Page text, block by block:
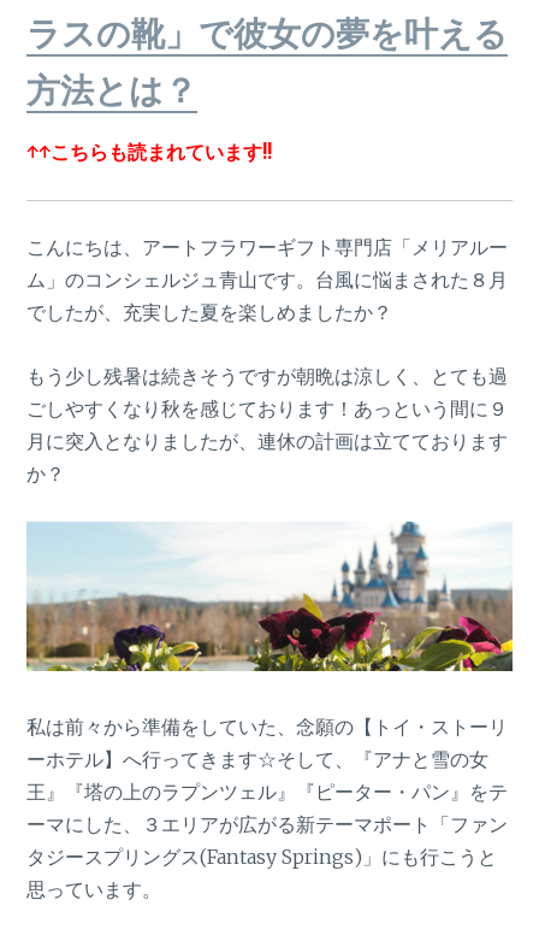
ラスの靴」で彼女の夢を叶える
方法とは？
↑↑こちらも読まれています!!
こんにちは、アートフラワーギフト専門店「メリアルー
ム」のコンシェルジュ青山です。台風に悩まされた８月
でしたが、充実した夏を楽しめましたか？
もう少し残暑は続きそうですが朝晩は涼しく、とても過
ごしやすくなり秋を感じております！あっという間に９
月に突入となりましたが、連休の計画は立てております
か？
私は前々から準備をしていた、念願の【トイ・ストーリ
ーホテル】へ行ってきます☆そして、『アナと雪の女
王』『塔の上のラプンツェル』『ピーター・パン』をテ
ーマにした、３エリアが広がる新テーマポート「ファン
タジースプリングス(Fantasy Springs)」にも行こうと
思っています。